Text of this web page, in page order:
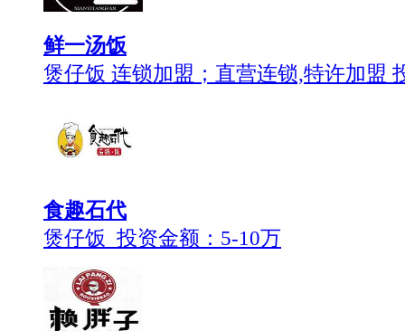
鲜一汤饭
煲仔饭 连锁加盟；直营连锁,特许加盟
食趣石代
煲仔饭 投资金额： 5-10万